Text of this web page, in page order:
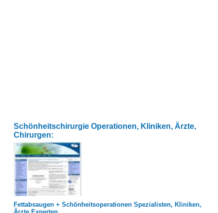
Schönheitschirurgie Operationen, Kliniken, Ärzte,
Chirurgen:
Fettabsaugen + Schönheitsoperationen Spezialisten, Kliniken,